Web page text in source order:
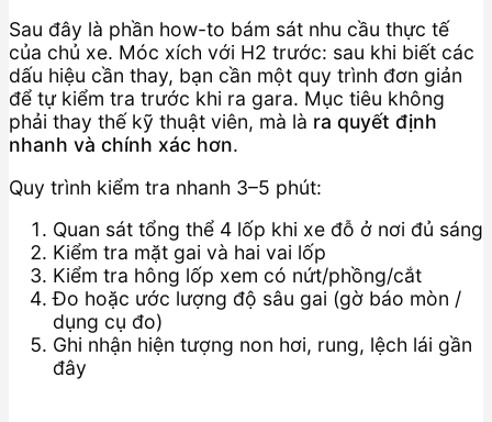
Sau đây là phần how-to bám sát nhu cầu thực tế
của chủ xe. Móc xích với H2 trước: sau khi biết các
dấu hiệu cần thay, bạn cần một quy trình đơn giản
để tự kiểm tra trước khi ra gara. Mục tiêu không
phải thay thế kỹ thuật viên, mà là ra quyết định
nhanh và chính xác hơn.
Quy trình kiểm tra nhanh 3–5 phút:
Quan sát tổng thể 4 lốp khi xe đỗ ở nơi đủ sáng
Kiểm tra mặt gai và hai vai lốp
Kiểm tra hông lốp xem có nứt/phồng/cắt
Đo hoặc ước lượng độ sâu gai (gờ báo mòn /
dụng cụ đo)
Ghi nhận hiện tượng non hơi, rung, lệch lái gần
đây